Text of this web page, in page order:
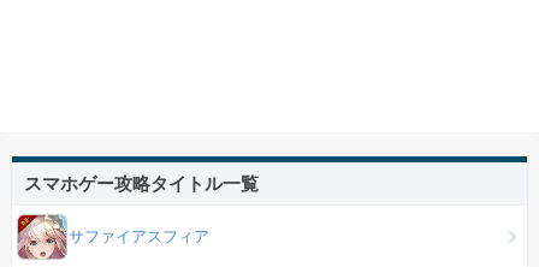
スマホゲー攻略タイトル一覧
サファイアスフィア